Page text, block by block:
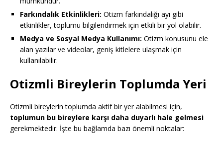
Farkındalık Etkinlikleri: Otizm farkındalığı ayı gibi
etkinlikler, toplumu bilgilendirmek için etkili bir yol olabilir.
Medya ve Sosyal Medya Kullanımı: Otizm konusunu ele
alan yazılar ve videolar, geniş kitlelere ulaşmak için
kullanılabilir.
Otizmli Bireylerin Toplumda Yeri
Otizmli bireylerin toplumda aktif bir yer alabilmesi için,
toplumun bu bireylere karşı daha duyarlı hale gelmesi
gerekmektedir. İşte bu bağlamda bazı önemli noktalar: